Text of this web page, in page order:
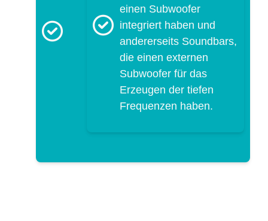
einen Subwoofer
integriert haben und
andererseits Soundbars,
die einen externen
Subwoofer für das
Erzeugen der tiefen
Frequenzen haben.